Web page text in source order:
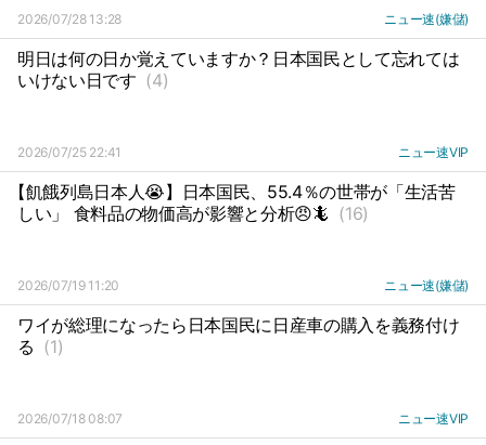
2026/07/28 13:28 ニュー速(嫌儲)
明日は何の日か覚えていますか？日本国民として忘れては
いけない日です (4)
2026/07/25 22:41 ニュー速VIP
【飢餓列島日本人😭】日本国民、55.4％の世帯が「生活苦
しい」 食料品の物価高が影響と分析😠🦎 (16)
2026/07/19 11:20 ニュー速(嫌儲)
ワイが総理になったら日本国民に日産車の購入を義務付け
る (1)
2026/07/18 08:07 ニュー速VIP